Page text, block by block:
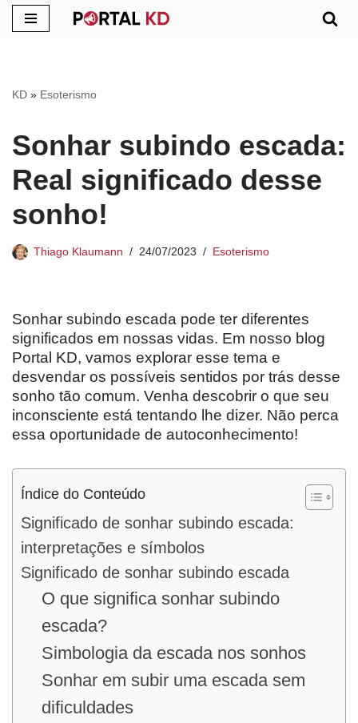
conteúdo
KD » Esoterismo
Sonhar subindo escada:
Real significado desse
sonho!
Thiago Klaumann 24/07/2023 Esoterismo
Sonhar subindo escada pode ter diferentes
significados em nossas vidas. Em nosso blog
Portal KD, vamos explorar esse tema e
desvendar os possíveis sentidos por trás desse
sonho tão comum. Venha descobrir o que seu
inconsciente está tentando lhe dizer. Não perca
essa oportunidade de autoconhecimento!
Índice do Conteúdo
Significado de sonhar subindo escada:
interpretações e símbolos
Significado de sonhar subindo escada
O que significa sonhar subindo
escada?
Simbologia da escada nos sonhos
Sonhar em subir uma escada sem
dificuldades